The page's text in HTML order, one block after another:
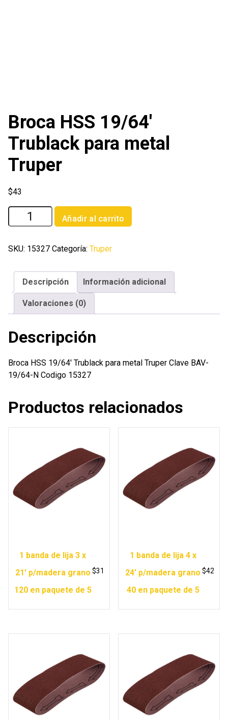
Broca HSS 19/64′
Trublack para metal
Truper
$43
Broca
HSS
Trublack
metal
Truper
cantidad
Añadir al carrito
SKU: 15327 Categoría: Truper
Descripción Información adicional
Valoraciones (0)
Descripción
Broca HSS 19/64′ Trublack para metal Truper Clave BAV-
19/64-N Codigo 15327
Productos relacionados
1 banda de lija 3 x
21′ p/madera grano
120 en paquete de 5
$31
1 banda de lija 4 x
24′ p/madera grano
40 en paquete de 5
$42